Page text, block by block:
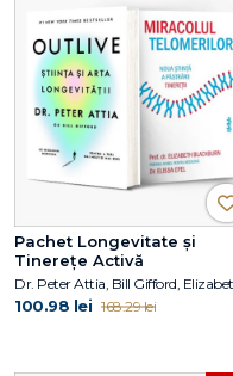
Pachet Longevitate și
Tinerețe Activă
100.98 lei 168.29 lei